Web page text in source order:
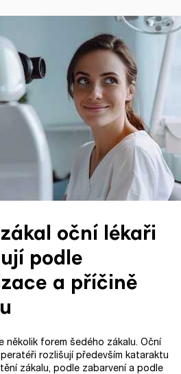
zákal oční lékaři
podle
a příčině
několik forem šedého zákalu. Oční
rozlišují především kataraktu
zákalu, podle zabarvení a podle